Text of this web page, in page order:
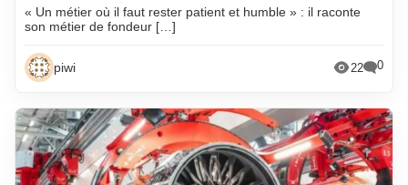
« Un métier où il faut rester patient et humble » : il raconte
son métier de fondeur […]
piwi 22 0